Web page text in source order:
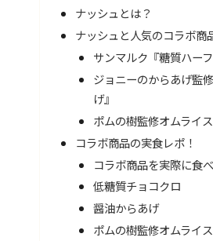
ナッシュとは？
ナッシュと人気のコラボ商
サンマルク『糖質ハー
ジョニーのからあげ監
げ』
ポムの樹監修オムライス
コラボ商品の実食レポ！
コラボ商品を実際に食
低糖質チョコクロ
醤油からあげ
ポムの樹監修オムライス